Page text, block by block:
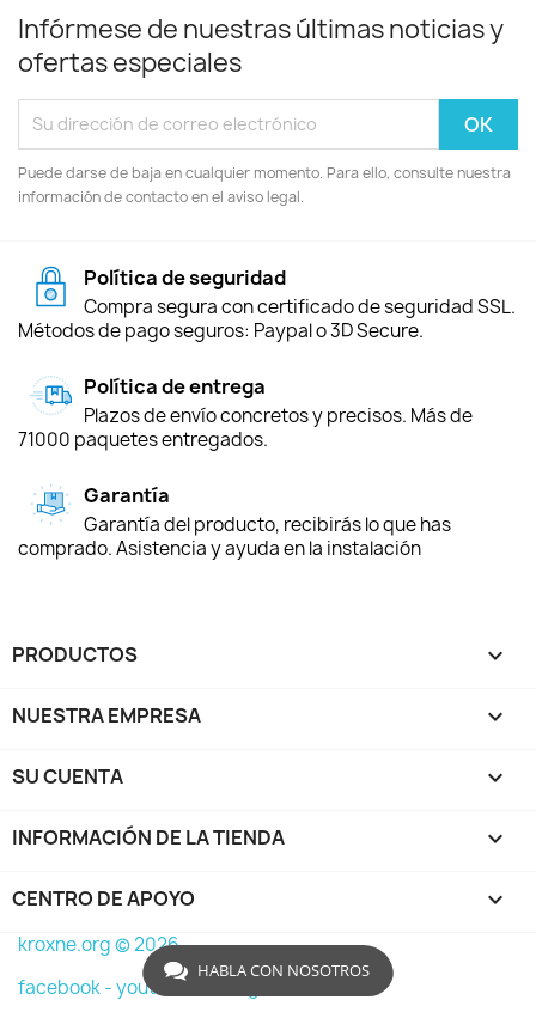
Infórmese de nuestras últimas noticias y
ofertas especiales
Puede darse de baja en cualquier momento. Para ello, consulte nuestra
información de contacto en el aviso legal.
Política de seguridad
Compra segura con certificado de seguridad SSL.
Métodos de pago seguros: Paypal o 3D Secure.
Política de entrega
Plazos de envío concretos y precisos. Más de
71000 paquetes entregados.
Garantía
Garantía del producto, recibirás lo que has
comprado. Asistencia y ayuda en la instalación
PRODUCTOS 
NUESTRA EMPRESA 
SU CUENTA 
INFORMACIÓN DE LA TIENDA keyboard_arrow_down
CENTRO DE APOYO 
kroxne.org © 2026
facebook -youtube -
HABLA CON NOSOTROS